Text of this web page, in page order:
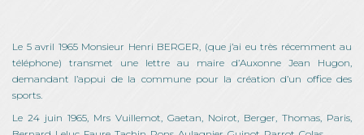
Le 5 avril 1965 Monsieur Henri BERGER, (que j’ai eu très récemment au
téléphone) transmet une lettre au maire d’Auxonne Jean Hugon,
demandant l’appui de la commune pour la création d’un office des
sports.
Le 24 juin 1965, Mrs Vuillemot, Gaetan, Noirot, Berger, Thomas, Paris,